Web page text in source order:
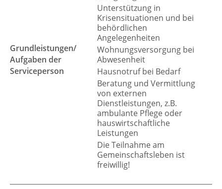
Grundleistungen/
Aufgaben der
Serviceperson
Unterstützung in
Krisensituationen und bei
behördlichen
Angelegenheiten
Wohnungsversorgung bei
Abwesenheit
Hausnotruf bei Bedarf
Beratung und Vermittlung
von externen
Dienstleistungen, z.B.
ambulante Pflege oder
hauswirtschaftliche
Leistungen
Die Teilnahme am
Gemeinschaftsleben ist
freiwillig!